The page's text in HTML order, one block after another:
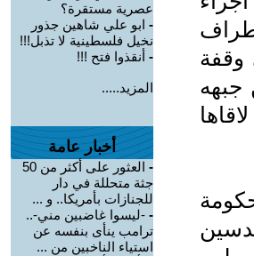
وقفة
جبهه
عصرية مستقرة؟
- ابو علي شاهين جذور
نخيل فلسطينية لا تذبل!!!
- أنقذوا فتح !!!
المزيد.....
أخبار عامة
-
العثور على أكثر من 50
جثة متحللة في دار
للجنازات بأمريكا.. و ...
- -ليسوا غاضبين مني-..
ترامب ينأى بنفسه عن
استياء الناخبين من ...